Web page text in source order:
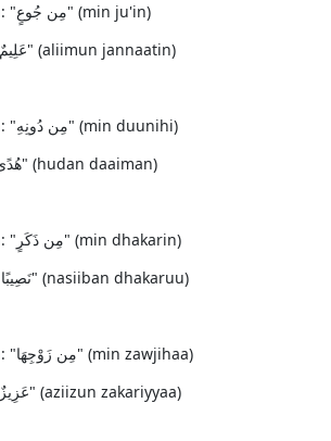
Nuwn Saakinah: "مِن جُوعٍ" (min ju'in)
Tanwiyn: "عَلِيمٌ جَنَّاتٍ" (aliimun jannaatin)
Nuwn Saakinah: "مِن دُونِهِ" (min duunihi)
Tanwiyn: "هُدًى دَائِمًا" (hudan daaiman)
Nuwn Saakinah: "مِن ذَكَرٍ" (min dhakarin)
Tanwiyn: "نَصِيبًا ذَكَرُوا" (nasiiban dhakaruu)
Nuwn Saakinah: "مِن زَوْجِهَا" (min zawjihaa)
Tanwiyn: "عَزِيزٌ زَكَرِيَّا" (aziizun zakariyyaa)